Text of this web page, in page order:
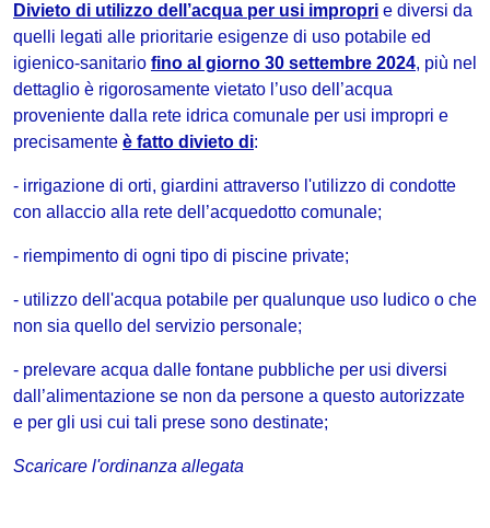
Divieto di utilizzo dell’acqua per usi impropri e diversi da
quelli legati alle prioritarie esigenze di uso potabile ed
igienico-sanitario fino al giorno 30 settembre 2024, più nel
dettaglio è rigorosamente vietato l’uso dell’acqua
proveniente dalla rete idrica comunale per usi impropri e
precisamente è fatto divieto di:
- irrigazione di orti, giardini attraverso l'utilizzo di condotte
con allaccio alla rete dell’acquedotto comunale;
- riempimento di ogni tipo di piscine private;
- utilizzo dell'acqua potabile per qualunque uso ludico o che
non sia quello del servizio personale;
- prelevare acqua dalle fontane pubbliche per usi diversi
dall’alimentazione se non da persone a questo autorizzate
e per gli usi cui tali prese sono destinate;
Scaricare l'ordinanza allegata